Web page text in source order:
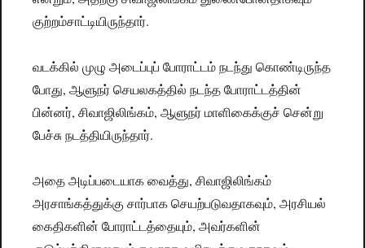
குற்றம்சாட்டியிருந்தார்.
வடக்கில் முழு அடைப்புப் போராட்டம் நடந்து கொண்டிருந்த
போது, ஆளுநர் செயலகத்தில் நடந்த போராட்டத்தின்
பின்னர், சிவாஜிலிங்கம், ஆளுநர் மாளிகைக்குச் சென்று
பேச்சு நடத்தியிருந்தார்.
அதை அடிப்படையாக வைத்து, சிவாஜிலிங்கம்
அரசாங்கத்துக்கு சார்பாக செயற்படுவதாகவும், அரசியல்
கைதிகளின் போராட்டத்தையும், அவர்களின்